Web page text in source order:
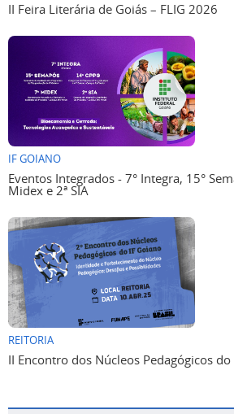
II Feira Literária de Goiás – FLIG 2026
IF GOIANO
Eventos Integrados - 7° Integra, 15°
Midex e 2ª SIA
REITORIA
II Encontro dos Núcleos Pedagógicos